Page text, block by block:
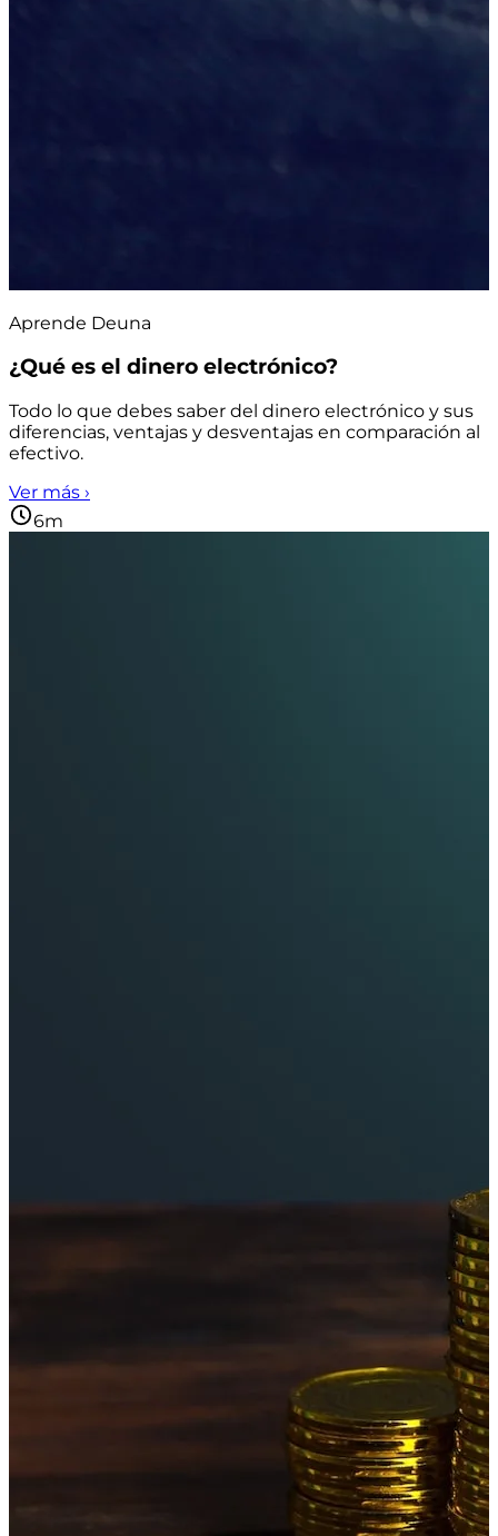
Aprende Deuna
¿Qué es el dinero electrónico?
Todo lo que debes saber del dinero electrónico y sus
diferencias, ventajas y desventajas en comparación al
efectivo.
Ver más ›
6m